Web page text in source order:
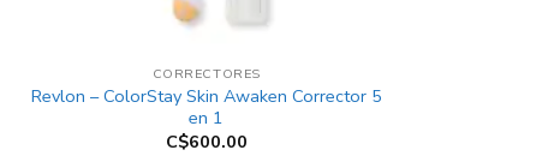
CORRECTORES
Revlon – ColorStay Skin Awaken Corrector 5
en 1
C$600.00